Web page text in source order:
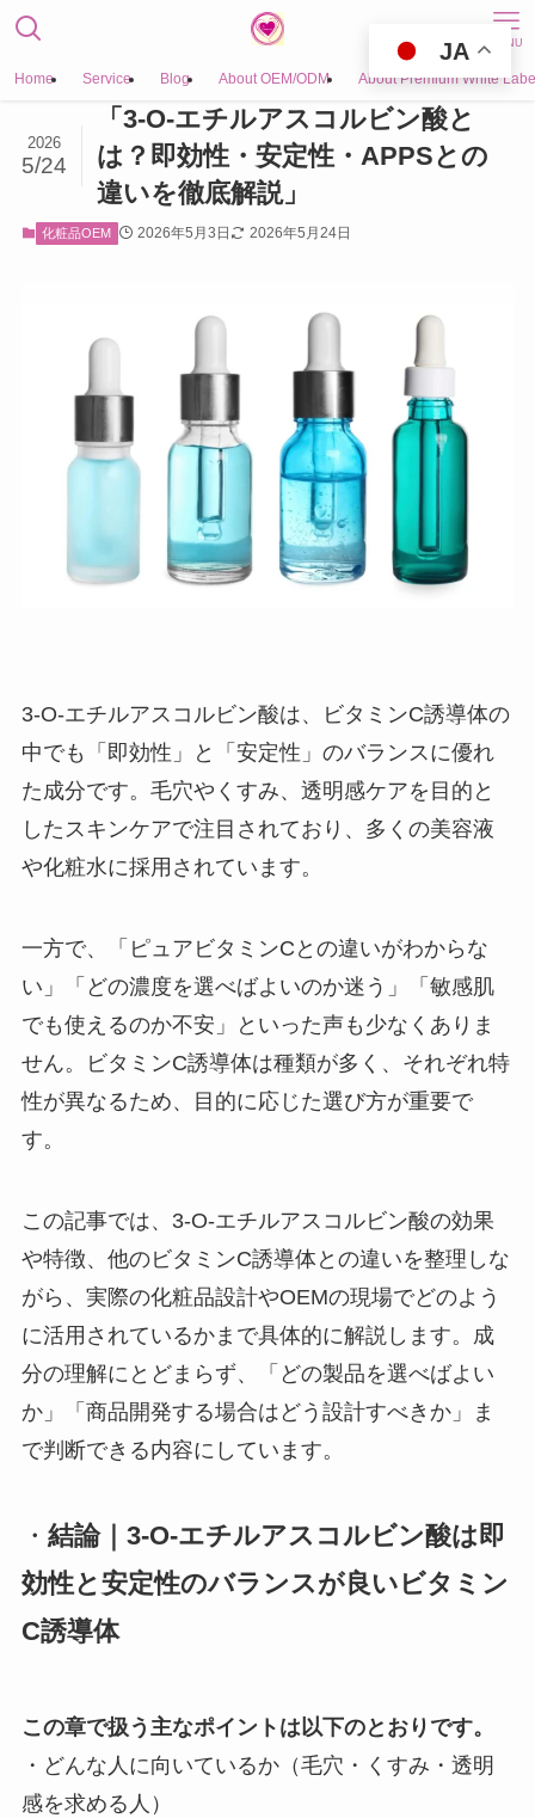
MENU
Home Service Blog About OEM/ODM About Premium White
「3-O-エチルアスコルビン酸と
は？即効性・安定性・APPSとの
違いを徹底解説」
2026
5/24
化粧品OEM 2026年5月3日 2026年5月24日
3-O-エチルアスコルビン酸は、ビタミンC誘導体の
中でも「即効性」と「安定性」のバランスに優れ
た成分です。毛穴やくすみ、透明感ケアを目的と
したスキンケアで注目されており、多くの美容液
や化粧水に採用されています。
一方で、「ピュアビタミンCとの違いがわからな
い」「どの濃度を選べばよいのか迷う」「敏感肌
でも使えるのか不安」といった声も少なくありま
せん。ビタミンC誘導体は種類が多く、それぞれ特
性が異なるため、目的に応じた選び方が重要で
す。
この記事では、3-O-エチルアスコルビン酸の効果
や特徴、他のビタミンC誘導体との違いを整理しな
がら、実際の化粧品設計やOEMの現場でどのよう
に活用されているかまで具体的に解説します。成
分の理解にとどまらず、「どの製品を選べばよい
か」「商品開発する場合はどう設計すべきか」ま
で判断できる内容にしています。
・ 結論｜3-O-エチルアスコルビン酸は即
効性と安定性のバランスが良いビタミン
C誘導体
この章で扱う主なポイントは以下のとおりです。
・どんな人に向いているか（毛穴・くすみ・透明
感を求める人）
JA